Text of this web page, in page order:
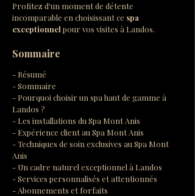
Profitez d'un moment de détente
incomparable en choisissant ce spa
exceptionnel pour vos visites à Landos.
Sommaire
- Résumé
- Sommaire
- Pourquoi choisir un spa haut de gamme à
Landos ?
- Les installations du Spa Mont Anis
- Expérience client au Spa Mont Anis
- Techniques de soin exclusives au Spa Mont
Anis
- Un cadre naturel exceptionnel à Landos
- Services personnalisés et attentionnés
- Abonnements et forfaits